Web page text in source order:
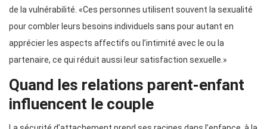
de la vulnérabilité. «Ces personnes utilisent souvent la sexualité
pour combler leurs besoins individuels sans pour autant en
apprécier les aspects affectifs ou l’intimité avec le ou la
partenaire, ce qui réduit aussi leur satisfaction sexuelle.»
Quand les relations parent-enfant
influencent le couple